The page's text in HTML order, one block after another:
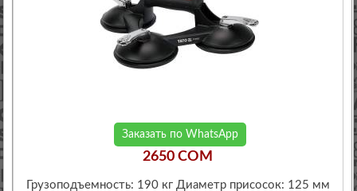
Заказать по WhatsApp
2650 COM
Грузоподъемность: 190 кг Диаметр присосок: 125 мм